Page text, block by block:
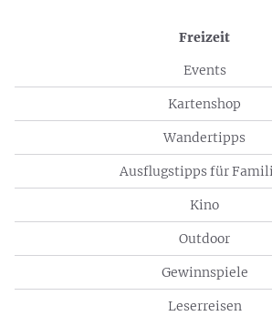
Freizeit
Events
Kartenshop
Wandertipps
Ausflugstipps für
Kino
Outdoor
Gewinnspiele
Leserreisen